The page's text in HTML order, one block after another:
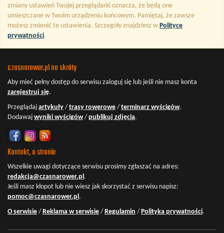
zmiany ustawień Twojej przeglądarki oznacza, że będą one
umieszczane w Twoim urządzeniu końcowym. Pamiętaj, że zawsze
możesz zmienić te ustawienia. Szczegóły znajdziesz w Polityce
prywatności.
czasnarower.pl na skróty
Aby mieć pełny dostęp do serwisu zaloguj się lub jeśli nie masz konta
zarejestruj się.
Przeglądaj artykuły / trasy rowerowe / terminarz wyścigów.
Dodawaj wyniki wyścigów/ publikuj zdjęcia.
Kontakt, o stronie
Wszelkie uwagi dotyczące serwisu prosimy zgłaszać na adres:
redakcja@czasnarower.pl.
Jeśli masz kłopot lub nie wiesz jak skorzystać z serwisu napisz:
pomoc@czasnarower.pl.
O serwisie / Reklama w serwisie / Regulamin / Polityka prywatności.